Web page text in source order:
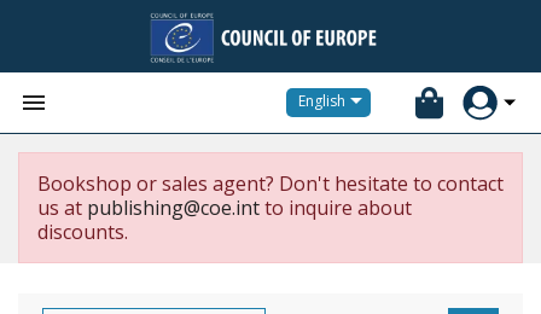
 English
Bookshop or sales agent? Don't hesitate to contact
us at publishing@coe.intto inquire about
discounts.